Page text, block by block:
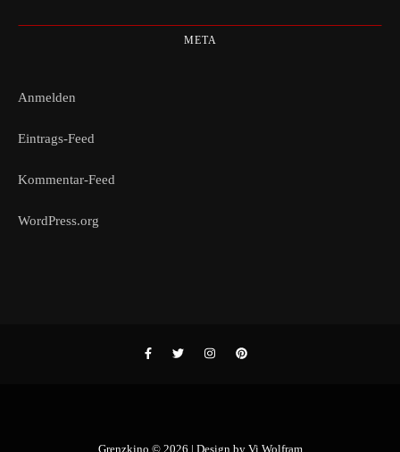
META
Anmelden
Eintrags-Feed
Kommentar-Feed
WordPress.org
Grenzkino © 2026 | Design by Vi Wolfram